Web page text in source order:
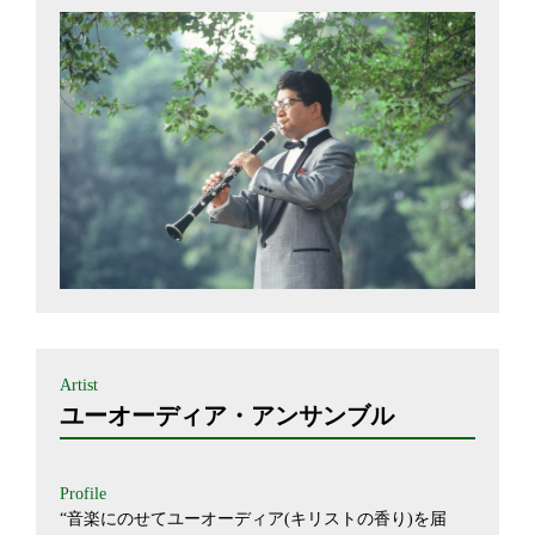
Artist
ユーオーディア・アンサンブル
Profile
“音楽にのせてユーオーディア(キリストの香り)を届